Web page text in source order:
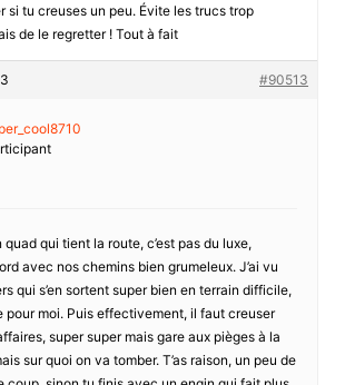
si tu creuses un peu. Évite les trucs trop
de le regretter ! Tout à fait
#90513
quad qui tient la route, c’est pas du luxe,
avec nos chemins bien grumeleux. J’ai vu
qui s’en sortent super bien en terrain difficile,
pour moi. Puis effectivement, il faut creuser
super super mais gare aux pièges à la
sur quoi on va tomber. T’as raison, un peu de